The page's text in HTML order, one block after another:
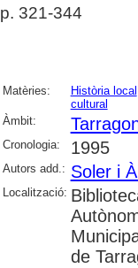
p. 321-344
Matèries: Història local
cultural
Àmbit:
Cronologia: 1995
Autors add.: Soler i
Localització:
de